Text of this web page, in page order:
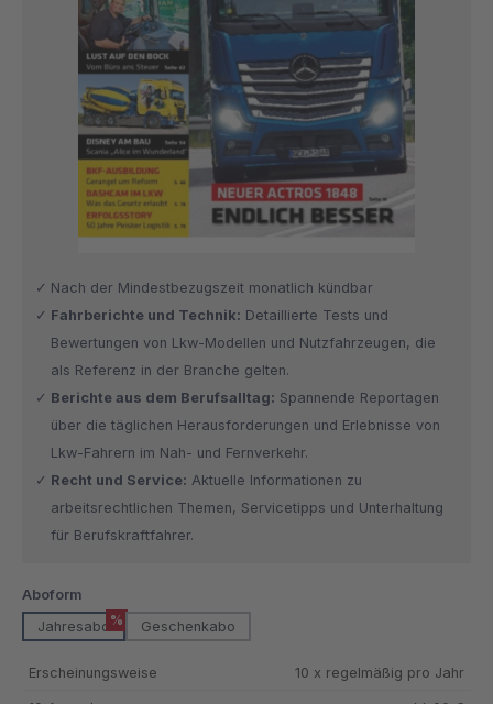
Nach der Mindestbezugszeit monatlich kündbar
Fahrberichte und Technik: Detaillierte Tests und
Bewertungen von Lkw-Modellen und Nutzfahrzeugen, die
als Referenz in der Branche gelten.
Berichte aus dem Berufsalltag: Spannende Reportagen
über die täglichen Herausforderungen und Erlebnisse von
Lkw-Fahrern im Nah- und Fernverkehr.
Recht und Service: Aktuelle Informationen zu
arbeitsrechtlichen Themen, Servicetipps und Unterhaltung
für Berufskraftfahrer.
Aboform
Jahresabo % Geschenkabo
Erscheinungsweise 10 x regelmäßig pro Jahr